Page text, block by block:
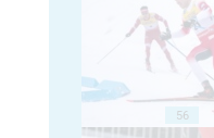
56